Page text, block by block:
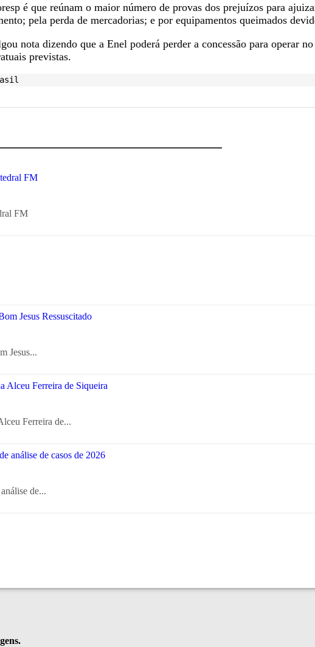
é que reúnam o maior número de provas dos prejuízos para
pela perda de mercadorias; e por equipamentos queimados
nota dizendo que a Enel poderá perder a concessão para operar
previstas.
FM
Jesus...
Ferreira de...
de...